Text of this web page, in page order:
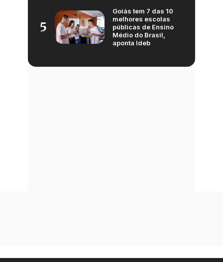
5
Goiás tem 7 das 10
melhores escolas
públicas de Ensino
Médio do Brasil,
aponta Ideb